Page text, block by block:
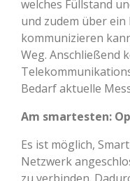
welches Füllstand
und zudem über
kommunizieren
Weg. Anschließend
Bedarf aktuelle
Am smartesten:
Es ist möglich,
Netzwerk